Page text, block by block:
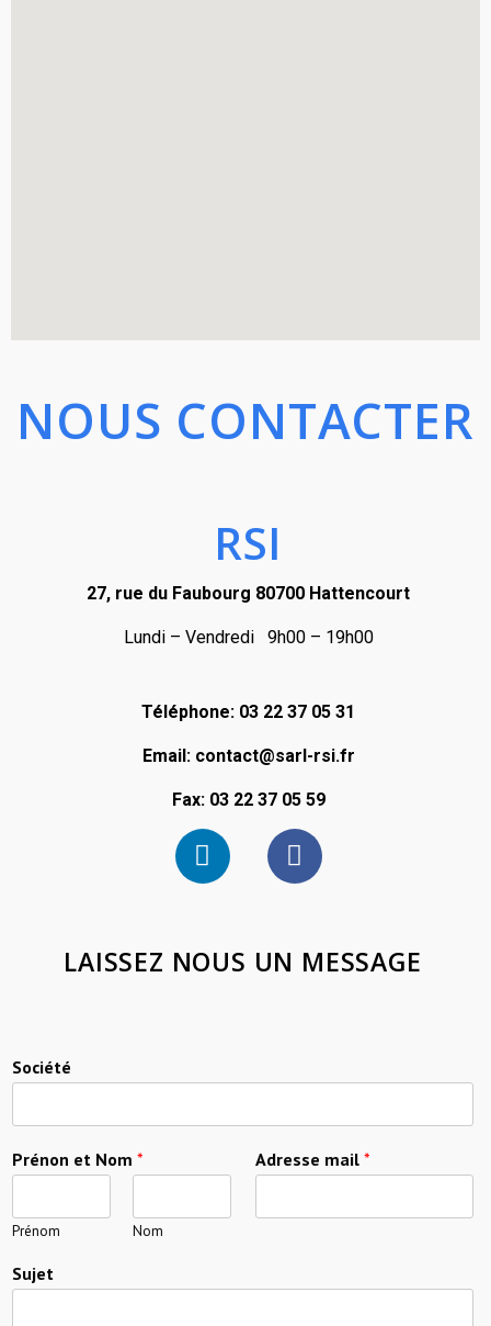
NOUS CONTACTER
RSI
27, rue du Faubourg 80700 Hattencourt
Lundi – Vendredi 9h00 – 19h00
Téléphone: 03 22 37 05 31
Email: contact@sarl-rsi.fr
Fax: 03 22 37 05 59
LAISSEZ NOUS UN MESSAGE
Société
Prénon et Nom *
Prénom Nom
Adresse mail *
Sujet